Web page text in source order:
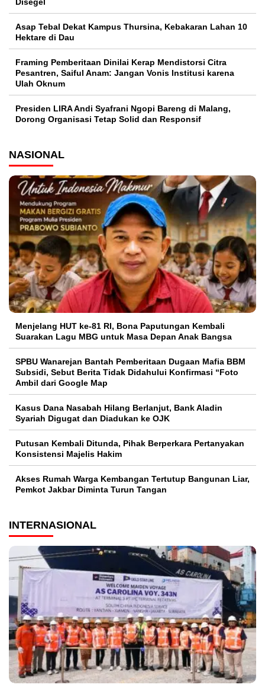
Asap Tebal Dekat Kampus Thursina, Kebakaran Lahan 10
Hektare di Dau
Framing Pemberitaan Dinilai Kerap Mendistorsi Citra
Pesantren, Saiful Anam: Jangan Vonis Institusi karena
Ulah Oknum
Presiden LIRA Andi Syafrani Ngopi Bareng di Malang,
Dorong Organisasi Tetap Solid dan Responsif
NASIONAL
Menjelang HUT ke-81 RI, Bona Paputungan Kembali
Suarakan Lagu MBG untuk Masa Depan Anak Bangsa
SPBU Wanarejan Bantah Pemberitaan Dugaan Mafia BBM
Subsidi, Sebut Berita Tidak Didahului Konfirmasi “Foto
Ambil dari Google Map
Kasus Dana Nasabah Hilang Berlanjut, Bank Aladin
Syariah Digugat dan Diadukan ke OJK
Putusan Kembali Ditunda, Pihak Berperkara Pertanyakan
Konsistensi Majelis Hakim
Akses Rumah Warga Kembangan Tertutup Bangunan Liar,
Pemkot Jakbar Diminta Turun Tangan
INTERNASIONAL